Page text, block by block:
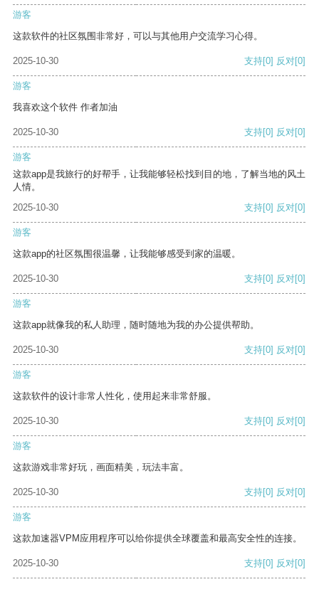
游客
这款软件的社区氛围非常好，可以与其他用户交流学习心得。
2025-10-30 支持[0] 反对[0]
游客
我喜欢这个软件 作者加油
2025-10-30 支持[0] 反对[0]
游客
这款app是我旅行的好帮手，让我能够轻松找到目的地，了解当地的风土
人情。
2025-10-30
支持[0] 反对[0]
游客
这款app的社区氛围很温馨，让我能够感受到家的温暖。
2025-10-30 支持[0] 反对[0]
游客
这款app就像我的私人助理，随时随地为我的办公提供帮助。
2025-10-30 支持[0] 反对[0]
游客
这款软件的设计非常人性化，使用起来非常舒服。
2025-10-30 支持[0] 反对[0]
游客
这款游戏非常好玩，画面精美，玩法丰富。
2025-10-30 支持[0] 反对[0]
游客
这款加速器VPM应用程序可以给你提供全球覆盖和最高安全性的连接。
2025-10-30 支持[0] 反对[0]